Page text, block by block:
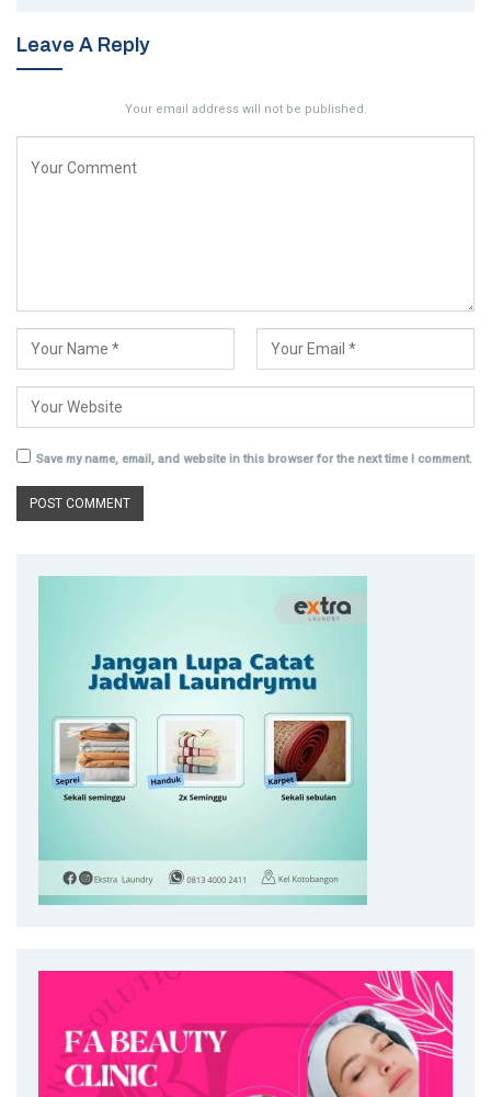
Leave A Reply
Your email address will not be published.
Save my name, email, and website in this browser for the next time I comment.